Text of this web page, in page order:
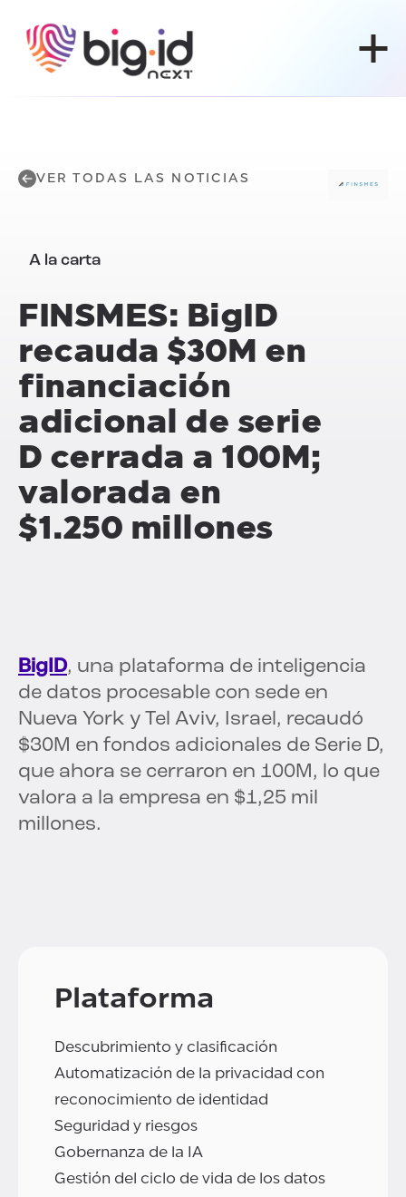
VER TODAS LAS NOTICIAS
A la carta
FINSMES: BigID
recauda $30M en
financiación
adicional de serie
D cerrada a 100M;
valorada en
$1.250 millones
BigID, una plataforma de inteligencia
de datos procesable con sede en
Nueva York y Tel Aviv, Israel, recaudó
$30M en fondos adicionales de Serie D,
que ahora se cerraron en 100M, lo que
valora a la empresa en $1,25 mil
millones.
Plataforma
Descubrimiento y clasificación
Automatización de la privacidad con
reconocimiento de identidad
Seguridad y riesgos
Gobernanza de la IA
Gestión del ciclo de vida de los datos